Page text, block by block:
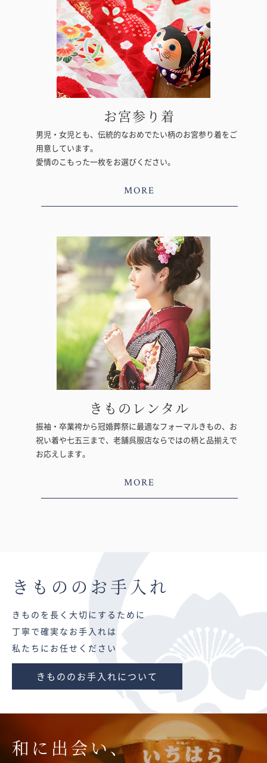
お宮参り着
男児・女児とも、伝統的なおめでたい柄のお宮参り着をご
用意しています。
愛情のこもった一枚をお選びください。
MORE
きものレンタル
振袖・卒業袴から冠婚葬祭に最適なフォーマルきもの、お
祝い着や七五三まで、老舗呉服店ならではの柄と品揃えで
お応えします。
MORE
きものの お手入れ
きものを長く大切にするために
丁寧で確実なお手入れは
私たちにお任せください
きもののお手入れについて
和に出会い、